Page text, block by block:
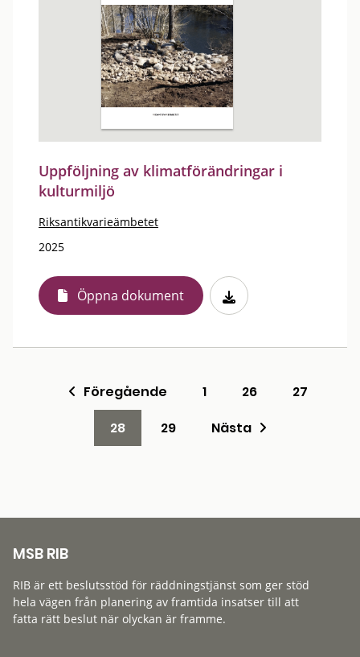
Uppföljning av klimatförändringar i
kulturmiljö
Riksantikvarieämbetet
2025
Öppna dokument
Föregående 1 26
27
28
29 Nästa
MSB RIB
RIB är ett beslutsstöd för räddningstjänst som ger stöd
hela vägen från planering av framtida insatser till att
fatta rätt beslut när olyckan är framme.